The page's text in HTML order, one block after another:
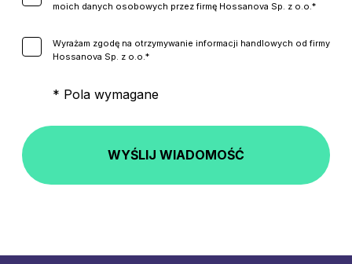
moich danych osobowych przez firmę Hossanova Sp. z o.o.*
Wyrażam zgodę na otrzymywanie informacji handlowych od firmy
Hossanova Sp. z o.o.*
* Pola wymagane
WYŚLIJ WIADOMOŚĆ